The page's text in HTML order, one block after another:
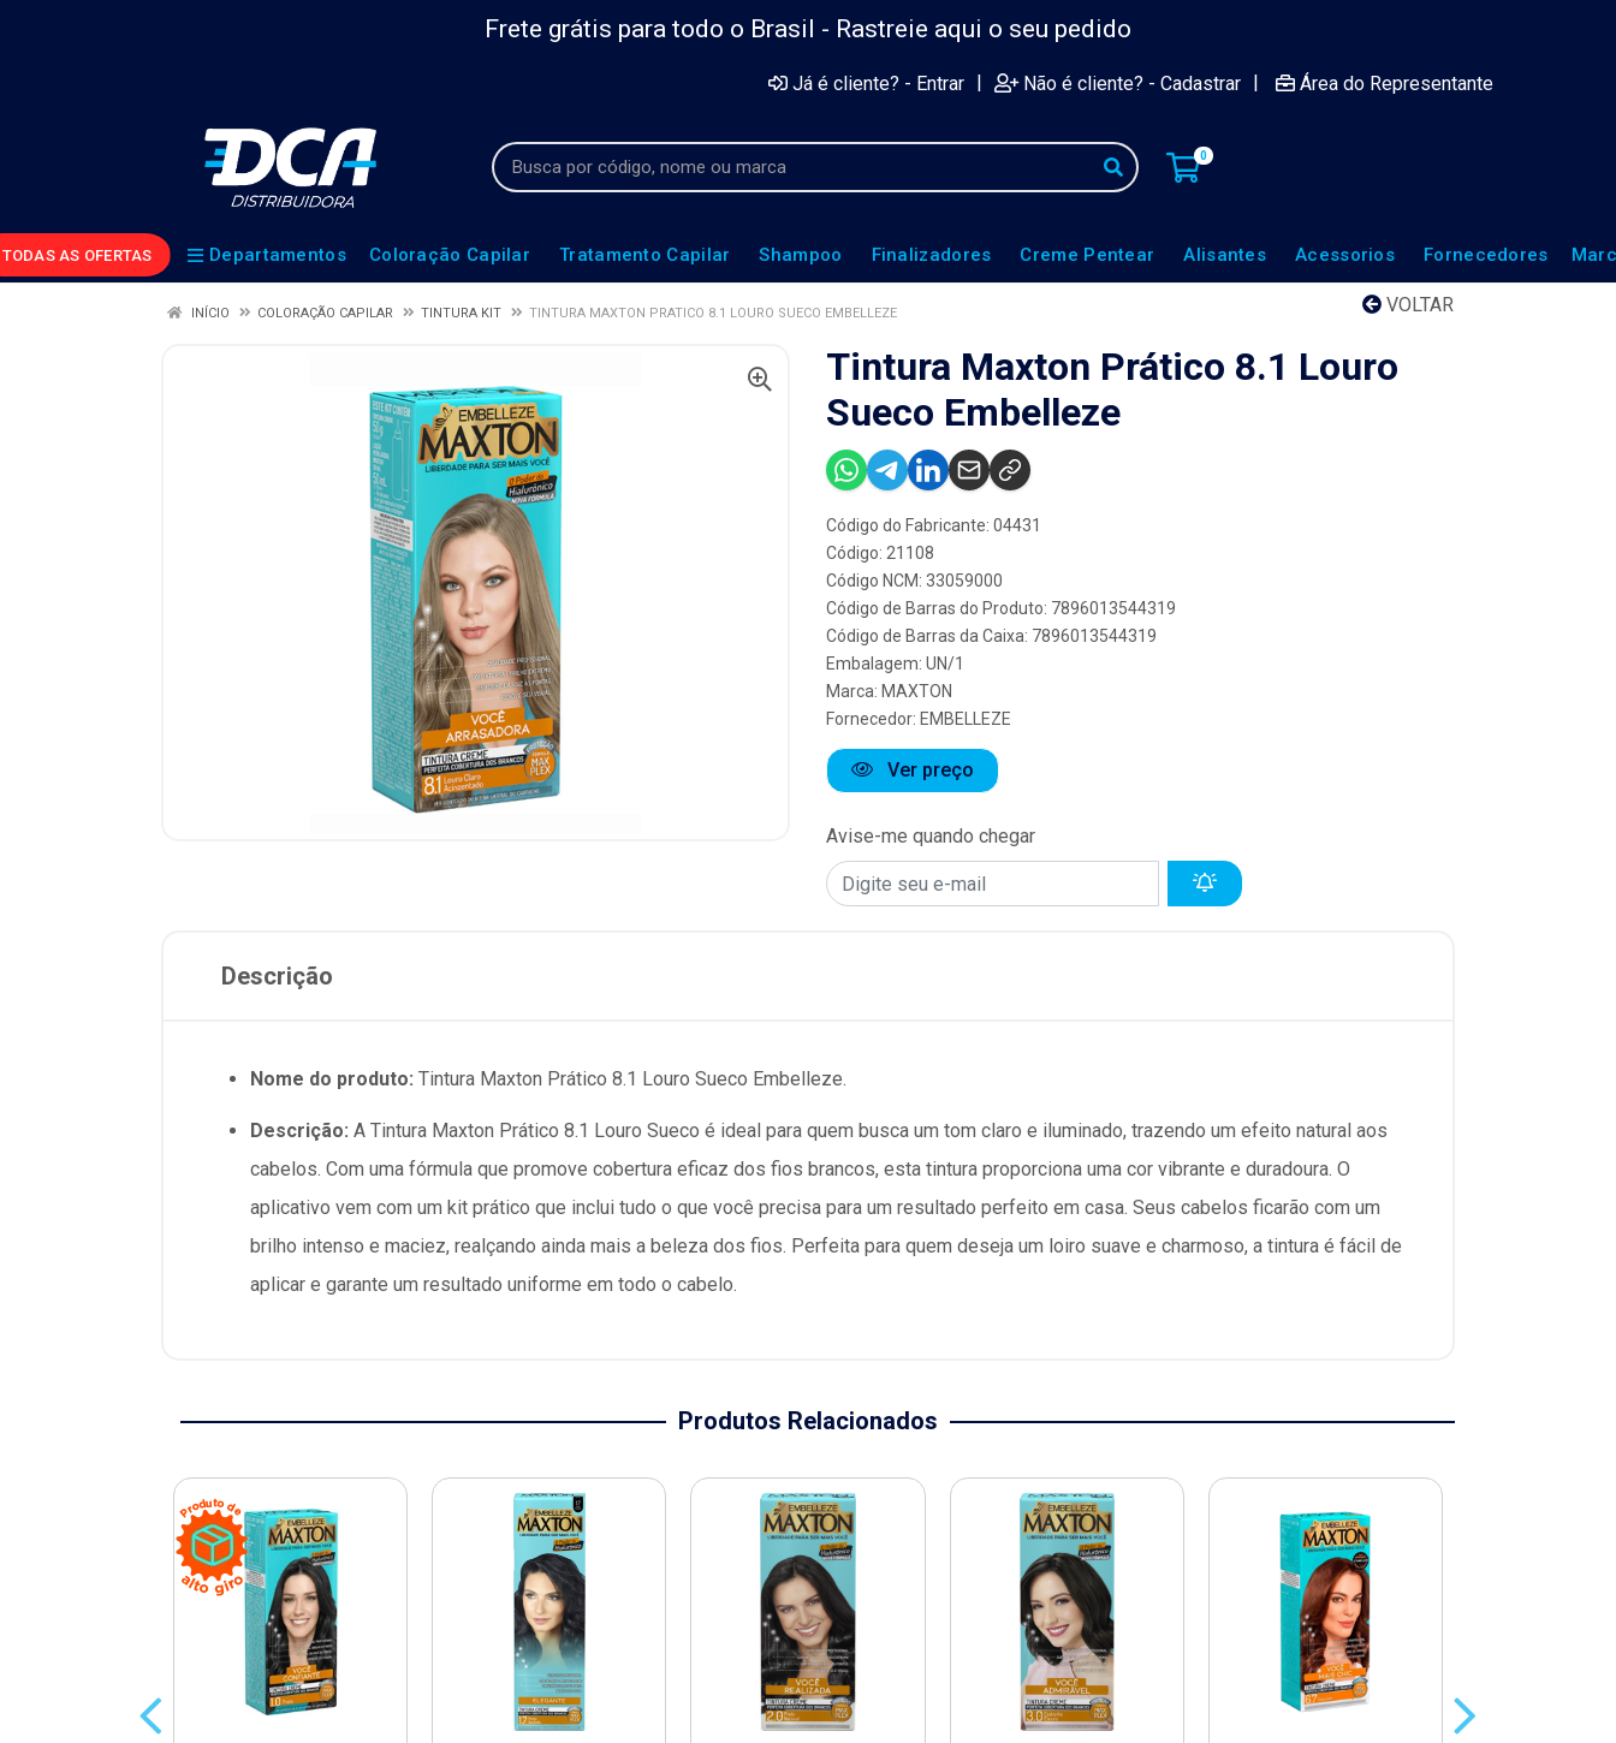
Frete grátis para todo o Brasil - Rastreie aqui o seu pedido
Já é cliente? - Entrar | Não é cliente? - Cadastrar | Área do Representante
0
TODAS AS OFERTAS Departamentos Coloração Capilar Tratamento Capilar Shampoo Finalizadores Creme Pentear Alisantes Acessorios Fornecedores
VOLTAR
INÍCIO COLORAÇÃO CAPILAR TINTURA KIT TINTURA MAXTON PRATICO 8.1 LOURO SUECO EMBELLEZE
Tintura Maxton Prático 8.1 Louro
Sueco Embelleze
Código do Fabricante: 04431
Código: 21108
Código NCM: 33059000
Código de Barras do Produto: 7896013544319
Código de Barras da Caixa: 7896013544319
Embalagem: UN/1
Marca: MAXTON
Fornecedor: EMBELLEZE
Ver preço
Avise-me quando chegar
Descrição
Nome do produto: Tintura Maxton Prático 8.1 Louro Sueco Embelleze.
Descrição: A Tintura Maxton Prático 8.1 Louro Sueco é ideal para quem busca um tom claro e iluminado, trazendo um efeito natural aos
cabelos. Com uma fórmula que promove cobertura eficaz dos fios brancos, esta tintura proporciona uma cor vibrante e duradoura. O
aplicativo vem com um kit prático que inclui tudo o que você precisa para um resultado perfeito em casa. Seus cabelos ficarão com um
brilho intenso e maciez, realçando ainda mais a beleza dos fios. Perfeita para quem deseja um loiro suave e charmoso, a tintura é fácil de
aplicar e garante um resultado uniforme em todo o cabelo.
Produtos Relacionados